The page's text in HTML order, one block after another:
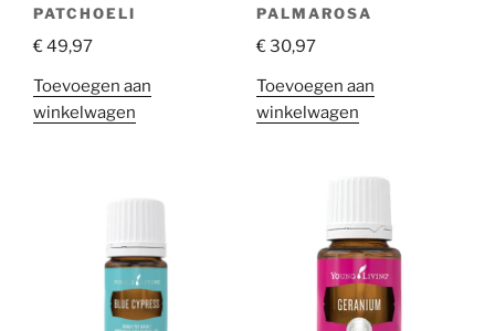
PATCHOELI
€49,97
Toevoegen aan
winkelwagen
PALMAROSA
€30,97
Toevoegen aan
winkelwagen